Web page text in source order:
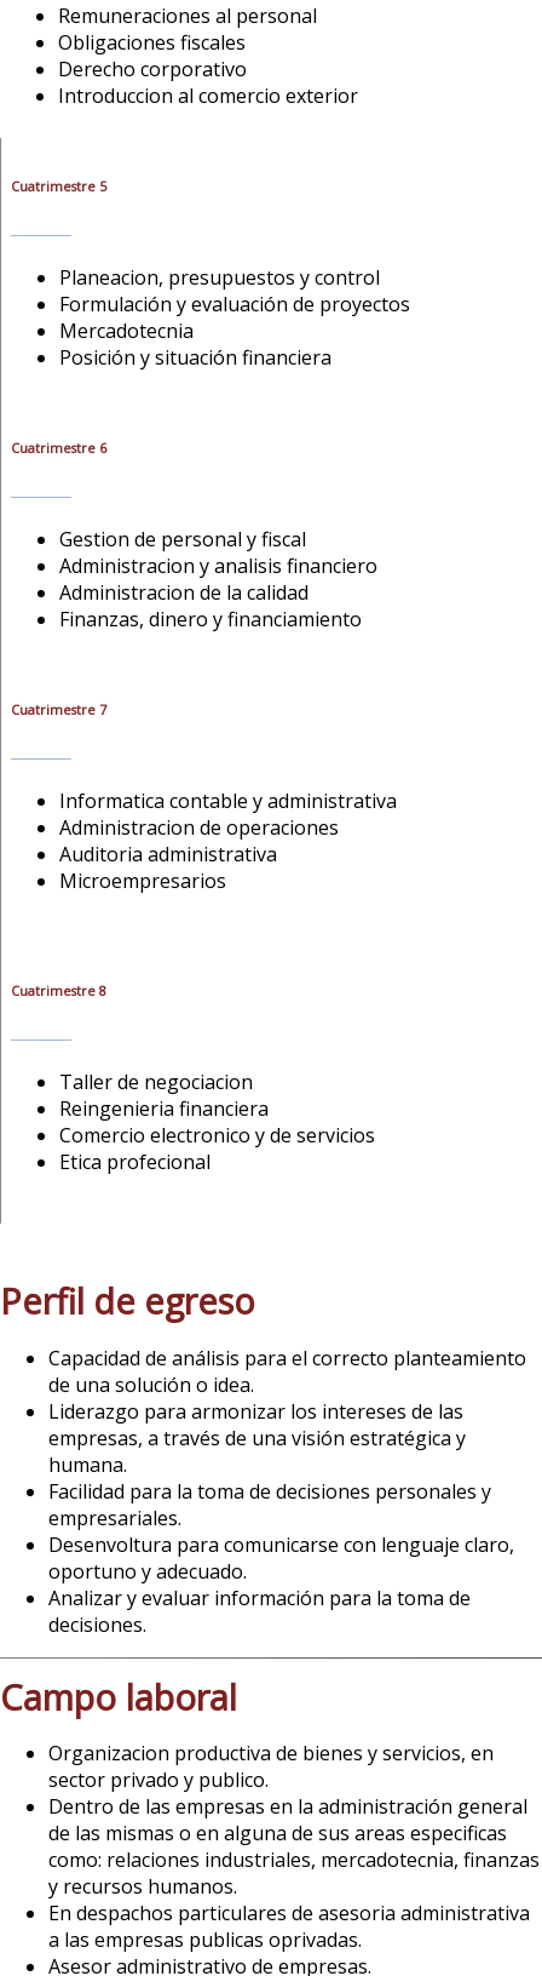
Remuneraciones al personal
Obligaciones fiscales
Derecho corporativo
Introduccion al comercio exterior
Cuatrimestre 5
Planeacion, presupuestos y control
Formulación y evaluación de proyectos
Mercadotecnia
Posición y situación financiera
Cuatrimestre 6
Gestion de personal y fiscal
Administracion y analisis financiero
Administracion de la calidad
Finanzas, dinero y financiamiento
Cuatrimestre 7
Informatica contable y administrativa
Administracion de operaciones
Auditoria administrativa
Microempresarios
Cuatrimestre 8
Taller de negociacion
Reingenieria financiera
Comercio electronico y de servicios
Etica profecional
Perfil de egreso
Capacidad de análisis para el correcto planteamiento
de una solución o idea.
Liderazgo para armonizar los intereses de las
empresas, a través de una visión estratégica y
humana.
Facilidad para la toma de decisiones personales y
empresariales.
Desenvoltura para comunicarse con lenguaje claro,
oportuno y adecuado.
Analizar y evaluar información para la toma de
decisiones.
Campo laboral
Organizacion productiva de bienes y servicios, en
sector privado y publico.
Dentro de las empresas en la administración general
de las mismas o en alguna de sus areas especificas
como: relaciones industriales, mercadotecnia, finanzas
y recursos humanos.
En despachos particulares de asesoria administrativa
a las empresas publicas oprivadas.
Asesor administrativo de empresas.